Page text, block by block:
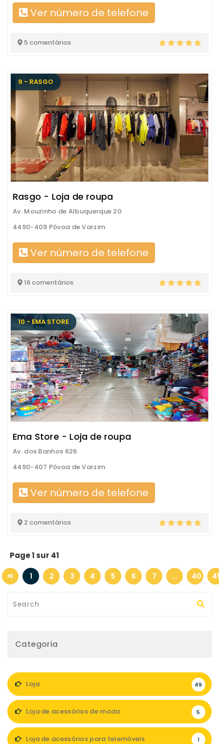
Ver número de telefone
5 comentários
9 - RASGO
Rasgo - Loja de roupa
Av. Mouzinho de Albuquerque 20
4490-409 Póvoa de Varzim
Ver número de telefone
16 comentários
10 - EMA STORE
Ema Store - Loja de roupa
Av. dos Banhos 626
4490-407 Póvoa de Varzim
Ver número de telefone
2 comentários
Page 1 sur 41
1 2 3 4 5 6 7 ... 40 41
Categoria
Loja 49
Loja de acessórios de moda 5
Loja de acessórios para telemóveis 1